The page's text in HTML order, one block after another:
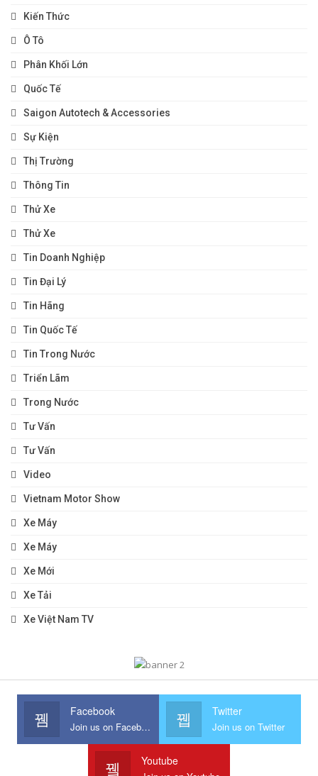
Kiến Thức
Ô Tô
Phân Khối Lớn
Quốc Tế
Saigon Autotech & Accessories
Sự Kiện
Thị Trường
Thông Tin
Thử Xe
Thử Xe
Tin Doanh Nghiệp
Tin Đại Lý
Tin Hãng
Tin Quốc Tế
Tin Trong Nước
Triển Lãm
Trong Nước
Tư Vấn
Tư Vấn
Video
Vietnam Motor Show
Xe Máy
Xe Máy
Xe Mới
Xe Tải
Xe Việt Nam TV
Facebook
Join us on Facebook
Twitter
Join us on Twitter
Youtube